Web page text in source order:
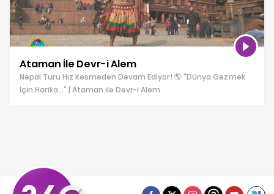
Ataman İle Devr-i Alem
Nepal Turu Hız Kesmeden Devam Ediyor! 🌎 “Dünya Gezmek
İçin Harika…” | Ataman ile Devr-i Alem